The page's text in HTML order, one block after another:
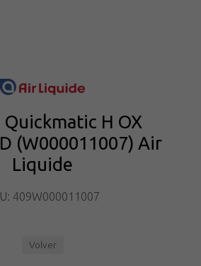
Quickmatic H OX
(W000011007) Air
Liquide
409W000011007
Volver